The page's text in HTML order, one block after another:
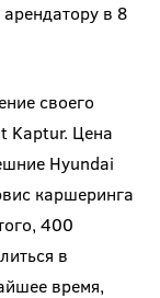
в 8
своего
Kaptur. Цена
Hyundai
каршеринга
400
в
время,